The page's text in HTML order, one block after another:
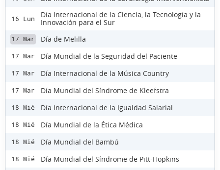
16 Lun
Día Internacional de la Ciencia, la Tecnología y la
Innovación para el Sur
17 Mar Día de Melilla
17 Mar Día Mundial de la Seguridad del Paciente
17 Mar Día Internacional de la Música Country
17 Mar Día Mundial del Síndrome de Kleefstra
18 Mié Día Internacional de la Igualdad Salarial
18 Mié Día Mundial de la Ética Médica
18 Mié Día Mundial del Bambú
18 Mié Día Mundial del Síndrome de Pitt-Hopkins